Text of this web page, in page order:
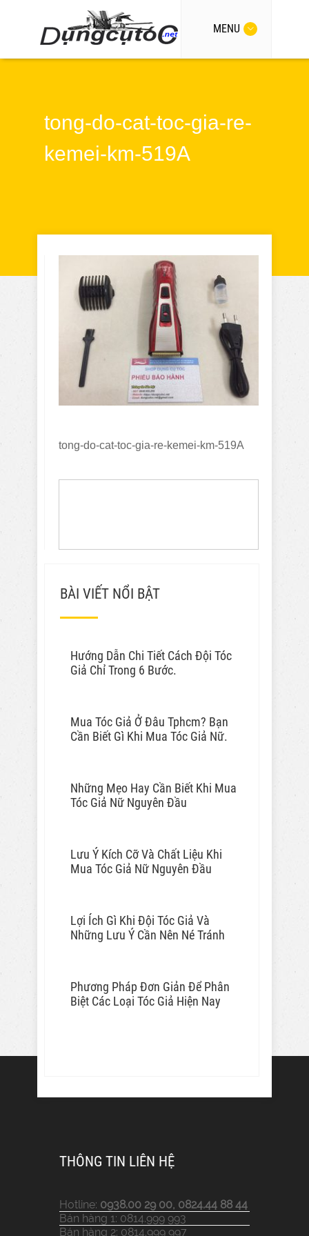
MENU
tong-do-cat-toc-gia-re-
kemei-km-519A
tong-do-cat-toc-gia-re-kemei-km-519A
BÀI VIẾT NỔI BẬT
Hướng Dẫn Chi Tiết Cách Đội Tóc
Giả Chỉ Trong 6 Bước.
Mua Tóc Giả Ở Đâu Tphcm? Bạn
Cần Biết Gì Khi Mua Tóc Giả Nữ.
Những Mẹo Hay Cần Biết Khi Mua
Tóc Giả Nữ Nguyên Đầu
Lưu Ý Kích Cỡ Và Chất Liệu Khi
Mua Tóc Giả Nữ Nguyên Đầu
Lợi Ích Gì Khi Đội Tóc Giả Và
Những Lưu Ý Cần Nên Né Tránh
Phương Pháp Đơn Giản Để Phân
Biệt Các Loại Tóc Giả Hiện Nay
THÔNG TIN LIÊN HỆ
Hotline: 0938.00 29 00, 0824.44 88 44
Bán hàng 1: 0814.999 993
Bán hàng 2: 0814.999 997